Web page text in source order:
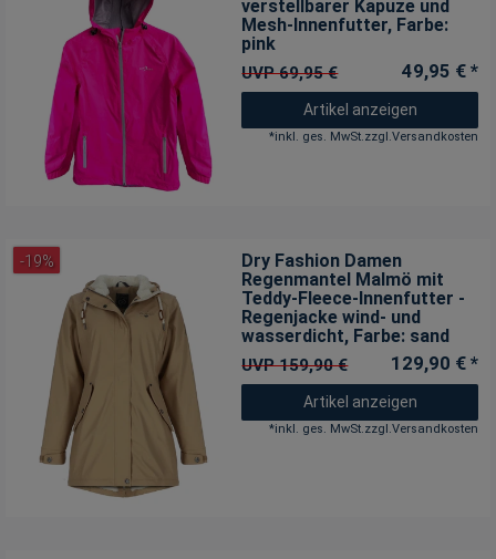
verstellbarer Kapuze und
Mesh-Innenfutter, Farbe:
pink
UVP 69,95 € 49,95 € *
Artikel anzeigen
*inkl. ges. MwSt.zzgl.Versandkosten
-19%
Dry Fashion Damen
Regenmantel Malmö mit
Teddy-Fleece-Innenfutter -
Regenjacke wind- und
wasserdicht, Farbe: sand
UVP 159,90 € 129,90 € *
Artikel anzeigen
*inkl. ges. MwSt.zzgl.Versandkosten